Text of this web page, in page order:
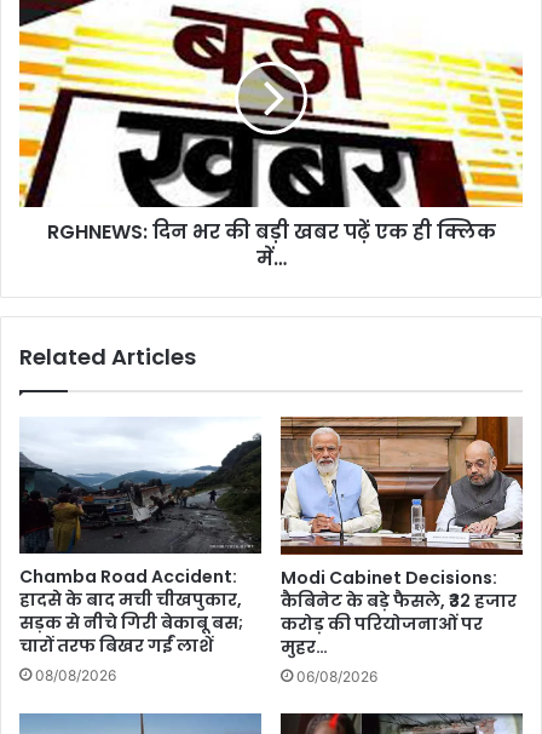
दिन
भर
की
बड़ी
पढ़ें
एक
ही
क्लिकRGHNEWS: दिन भर की बड़ी खबर पढ़ें एक ही क्लिक
में…
Related Articles
Chamba Road Accident:
हादसे के बाद मची चीखपुकार,
सड़क से नीचे गिरी बेकाबू बस;
चारों तरफ बिखर गईं लाशें
08/08/2026
Modi Cabinet Decisions:
कैबिनेट के बड़े फैसले, ₹32 हजार
करोड़ की परियोजनाओं पर
मुहर…
06/08/2026